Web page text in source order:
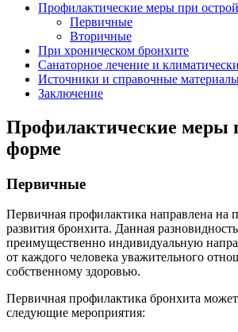
Профилактические меры при
Первичные
Вторичные
При хроническом бронхите
Санаторное лечение и
Источники и справочные
Заключение
Профилактические меры
форме
Первичные
Первичная профилактика направлена на
развития бронхита. Данная
преимущественно индивидуальную
от каждого человека уважительного
собственному здоровью.
Первичная профилактика бронхита
следующие мероприятия: